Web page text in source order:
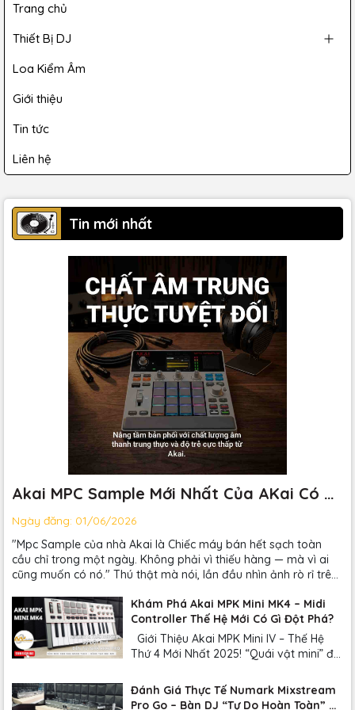
Trang chủ
Thiết Bị DJ
Loa Kiểm Âm
Giới thiệu
Tin tức
Liên hệ
Tin mới nhất
Akai MPC Sample Mới Nhất Của AKai Có Gì
Hot?
Ngày đăng: 01/06/2026
"Mpc Sample của nhà Akai là Chiếc máy bán hết sạch toàn
cầu chỉ trong một ngày. Không phải vì thiếu hàng — mà vì ai
cũng muốn có nó." Thú thật mà nói, lần đầu nhìn ảnh rò rỉ trên
Khám Phá Akai MPK Mini MK4 – Midi
Controller Thế Hệ Mới Có Gì Đột Phá?
Thứ 4 Mới Nhất 2025! “Quái vật mini” đời
mạnh vượt tầm! Nếu phải chọn một
chiếc midi controller “đáng tiền nhất
Đánh Giá Thực Tế Numark Mixstream
Pro Go – Bàn DJ “Tự Do Hoàn Toàn” Có